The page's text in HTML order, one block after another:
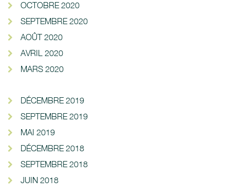
OCTOBRE 2020
SEPTEMBRE 2020
AOÛT 2020
AVRIL 2020
MARS 2020
DÉCEMBRE 2019
SEPTEMBRE 2019
MAI 2019
DÉCEMBRE 2018
SEPTEMBRE 2018
JUIN 2018